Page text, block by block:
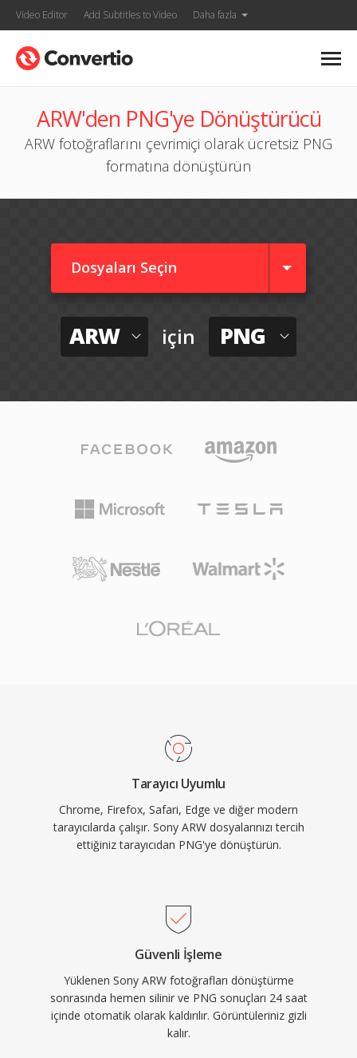
Video Editor Add Subtitles to Video Daha fazla
ARW'den PNG'ye Dönüştürücü
ARW fotoğraflarını çevrimiçi olarak ücretsiz PNG
formatına dönüştürün
Dosyaları Seçin
ARW için PNG
Tarayıcı Uyumlu
Chrome, Firefox, Safari, Edge ve diğer modern
tarayıcılarda çalışır. Sony ARW dosyalarınızı tercih
ettiğiniz tarayıcıdan PNG'ye dönüştürün.
Güvenli İşleme
Yüklenen Sony ARW fotoğrafları dönüştürme
sonrasında hemen silinir ve PNG sonuçları 24 saat
içinde otomatik olarak kaldırılır. Görüntüleriniz gizli
kalır.